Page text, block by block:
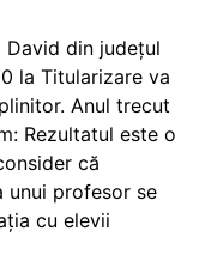
David din județul
la Titularizare va
Anul trecut
Rezultatul este o
că
unui profesor se
cu elevii